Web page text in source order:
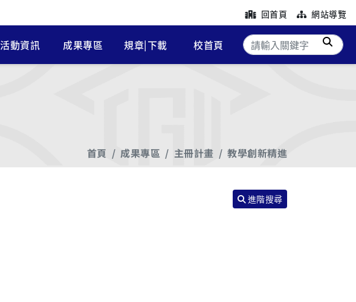
回首頁 網站導覽
活動資訊 成果專區 規章|下載 校首頁 搜尋
首頁 成果專區 主冊計畫 教學創新精進
進階搜尋